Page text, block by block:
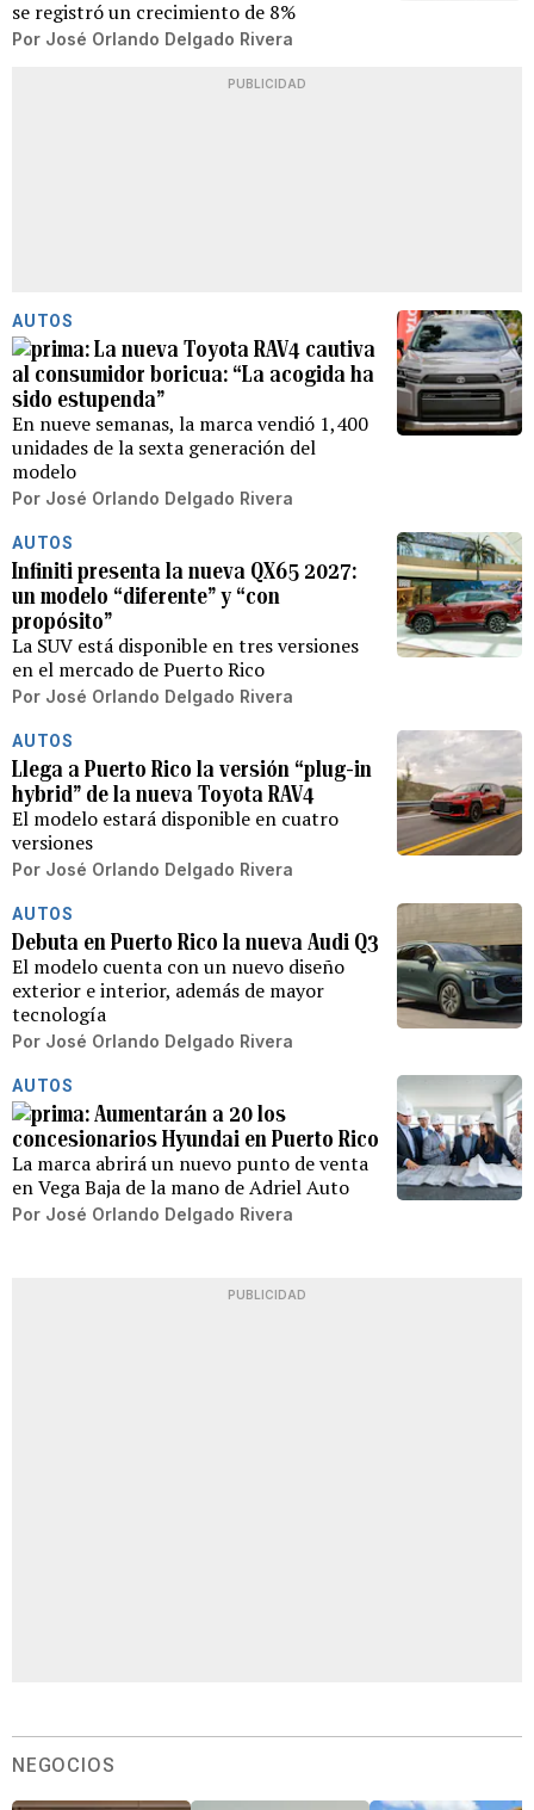
se registró un crecimiento de 8%
Por José Orlando Delgado Rivera
PUBLICIDAD
AUTOS
La nueva Toyota RAV4 cautiva
al consumidor boricua: “La acogida ha
sido estupenda”
En nueve semanas, la marca vendió 1,400
unidades de la sexta generación del
modelo
Por José Orlando Delgado Rivera
AUTOS
Infiniti presenta la nueva QX65 2027:
un modelo “diferente” y “con
propósito”
La SUV está disponible en tres versiones
en el mercado de Puerto Rico
Por José Orlando Delgado Rivera
AUTOS
Llega a Puerto Rico la versión “plug-in
hybrid” de la nueva Toyota RAV4
El modelo estará disponible en cuatro
versiones
Por José Orlando Delgado Rivera
AUTOS
Debuta en Puerto Rico la nueva Audi Q3
El modelo cuenta con un nuevo diseño
exterior e interior, además de mayor
tecnología
Por José Orlando Delgado Rivera
AUTOS
Aumentarán a 20 los
concesionarios Hyundai en Puerto Rico
La marca abrirá un nuevo punto de venta
en Vega Baja de la mano de Adriel Auto
Por José Orlando Delgado Rivera
PUBLICIDAD
NEGOCIOS